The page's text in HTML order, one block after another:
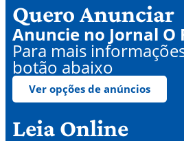
Quero Anunciar
Anuncie no Jornal O
Para mais
botão abaixo
Ver opções de anúncios
Leia Online